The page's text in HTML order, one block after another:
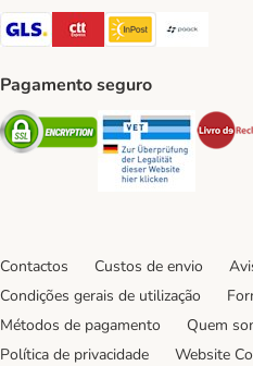
GLS Shipping Method
CTTExpress Shipping
InPost
Pagamento seguro
Security Security
Contactos Custos de envio
Condições gerais de utilização
Métodos de pagamento
Quem
Política de privacidade
Website